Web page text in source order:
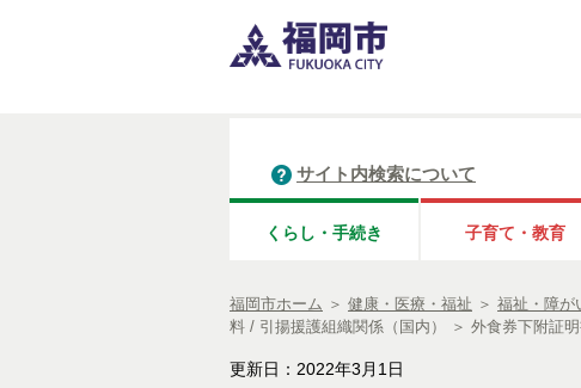
サイト内検索について
くらし・手続き 子育て・教育
福岡市ホーム ＞ 健康・医療・福祉 ＞ 福祉・障が
料 / 引揚援護組織関係（国内）
＞ 外食券下附証明
更新日：2022年3月1日